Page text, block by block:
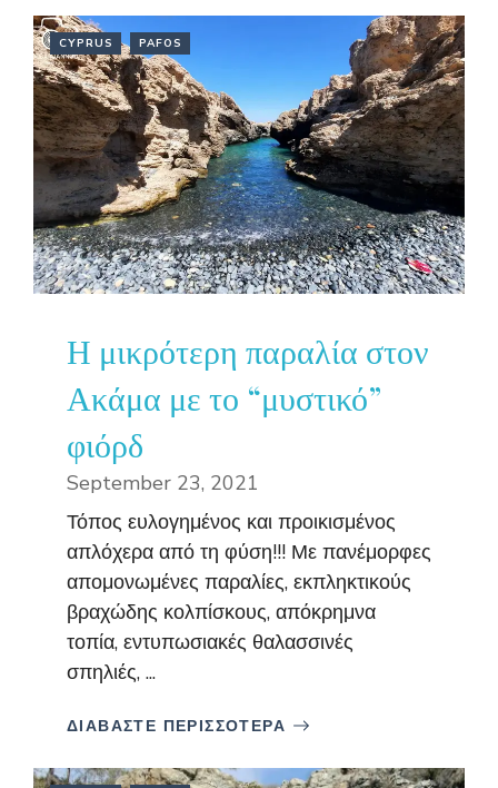
CYPRUS PAFOS
Η μικρότερη παραλία στον
Ακάμα με το “μυστικό”
φιόρδ
September 23, 2021
Τόπος ευλογημένος και προικισμένος
απλόχερα από τη φύση!!! Με πανέμορφες
απομονωμένες παραλίες, εκπληκτικούς
βραχώδης κολπίσκους, απόκρημνα
τοπία, εντυπωσιακές θαλασσινές
σπηλιές, ...
ΔΙΑΒΑΣΤΕ ΠΕΡΙΣΣΟΤΕΡΑ